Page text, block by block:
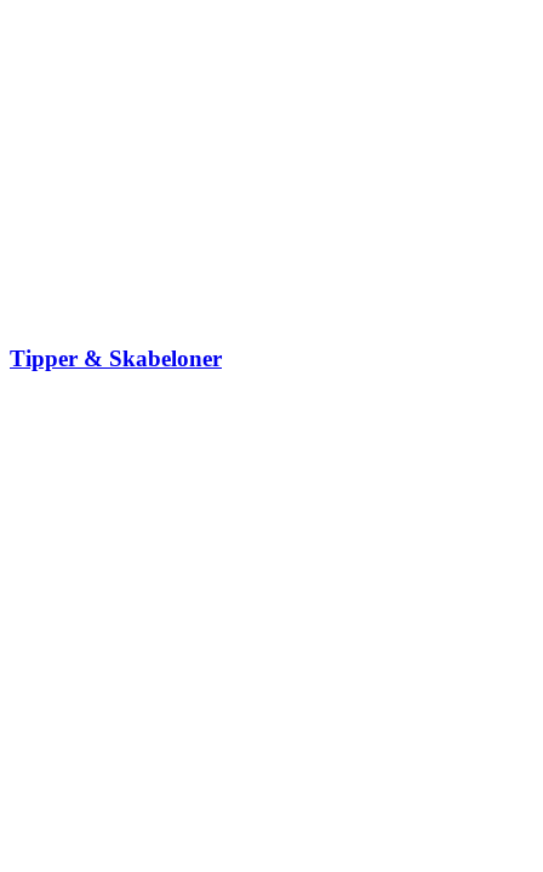
Tipper & Skabeloner